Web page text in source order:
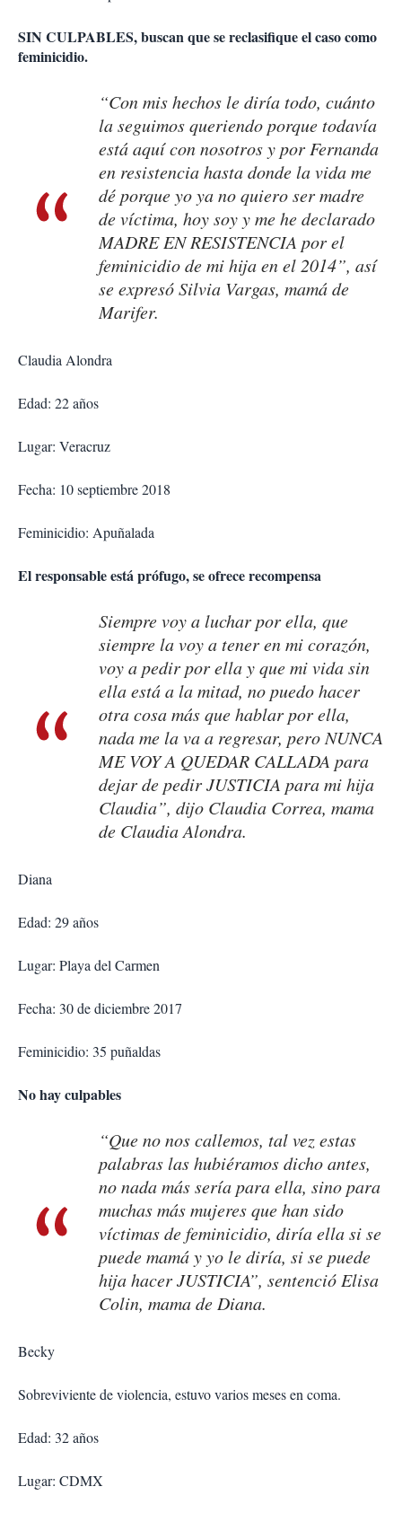
SIN CULPABLES, buscan que se reclasifique el caso como
feminicidio.
“Con mis hechos le diría todo, cuánto
la seguimos queriendo porque todavía
está aquí con nosotros y por Fernanda
en resistencia hasta donde la vida me
dé porque yo ya no quiero ser madre
de víctima, hoy soy y me he declarado
MADRE EN RESISTENCIA por el
feminicidio de mi hija en el 2014”, así
se expresó Silvia Vargas, mamá de
Marifer.
Claudia Alondra
Edad: 22 años
Lugar: Veracruz
Fecha: 10 septiembre 2018
Feminicidio: Apuñalada
El responsable está prófugo, se ofrece recompensa
Siempre voy a luchar por ella, que
siempre la voy a tener en mi corazón,
voy a pedir por ella y que mi vida sin
ella está a la mitad, no puedo hacer
otra cosa más que hablar por ella,
nada me la va a regresar, pero NUNCA
ME VOY A QUEDAR CALLADA para
dejar de pedir JUSTICIA para mi hija
Claudia”, dijo Claudia Correa, mama
de Claudia Alondra.
Diana
Edad: 29 años
Lugar: Playa del Carmen
Fecha: 30 de diciembre 2017
Feminicidio: 35 puñaldas
No hay culpables
“Que no nos callemos, tal vez estas
palabras las hubiéramos dicho antes,
no nada más sería para ella, sino para
muchas más mujeres que han sido
víctimas de feminicidio, diría ella si se
puede mamá y yo le diría, si se puede
hija hacer JUSTICIA”, sentenció Elisa
Colin, mama de Diana.
Becky
Sobreviviente de violencia, estuvo varios meses en coma.
Edad: 32 años
Lugar: CDMX